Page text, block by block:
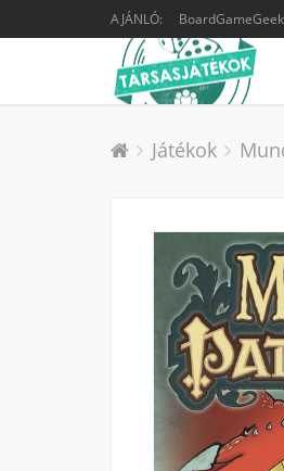
AJÁNLÓ: BoardGameGeek
Játékok